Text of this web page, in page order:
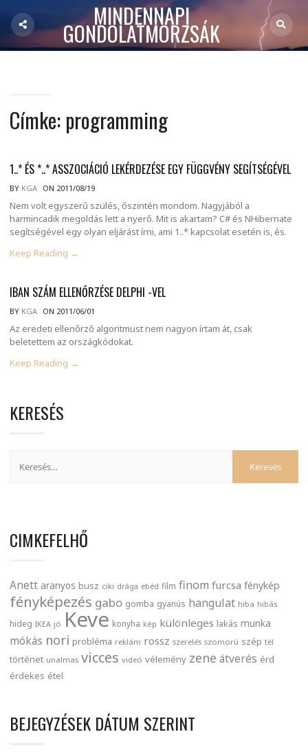
MINDENNAPI
GONDOLATMORZSÁK
Címke: programming
1..* ÉS *..* ASSZOCIÁCIÓ LEKÉRDEZÉSE EGY FÜGGVÉNY SEGÍTSÉGÉVEL
BY KGA ON 2011/08/19
Nem volt egyszerű szülés, őszintén mondom. Nagyjából a
harmincadik megoldás lett a nyerő. Mit is akartam? C# és NHibernate
segítségével egy olyan eljárást írni, ami 1..* kapcsolat esetén is, és.
Keep Reading →
IBAN SZÁM ELLENŐRZÉSE DELPHI -VEL
BY KGA ON 2011/06/01
Az eredeti ellenőrző algoritmust nem nagyon írtam át, csak
beletettem az országkódokat.
Keep Reading →
KERESÉS
CIMKEFELHŐ
Anett aranyos busz ciki drága ebéd film finom furcsa fénykép
fényképezés gabo gomba gyanús hangulat hiba hibás
hideg IKEA jó Keve konyha kép különleges lakás munka
mókás nori probléma reklám rossz szerelés szomorú szép tél
történet unalmas vicces videó vélemény zene átverés érd
érdekes étel
BEJEGYZÉSEK DÁTUM SZERINT